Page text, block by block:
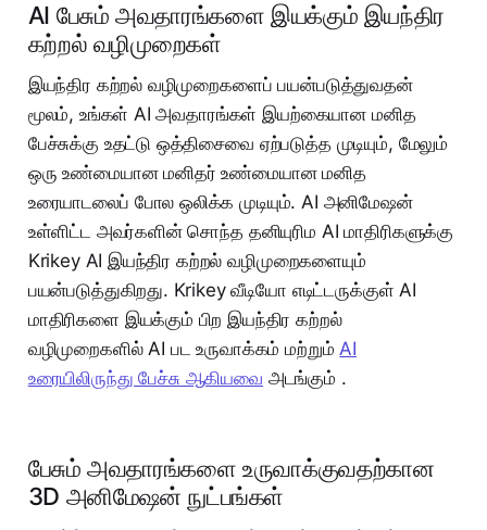
AI பேசும் அவதாரங்களை இயக்கும் இயந்திர
கற்றல் வழிமுறைகள்
இயந்திர கற்றல் வழிமுறைகளைப் பயன்படுத்துவதன்
மூலம், உங்கள் AI அவதாரங்கள் இயற்கையான மனித
பேச்சுக்கு உதட்டு ஒத்திசைவை ஏற்படுத்த முடியும், மேலும்
ஒரு உண்மையான மனிதர் உண்மையான மனித
உரையாடலைப் போல ஒலிக்க முடியும். AI அனிமேஷன்
உள்ளிட்ட அவர்களின் சொந்த தனியுரிம AI மாதிரிகளுக்கு
Krikey AI இயந்திர கற்றல் வழிமுறைகளையும்
பயன்படுத்துகிறது. Krikey வீடியோ எடிட்டருக்குள் AI
மாதிரிகளை இயக்கும் பிற இயந்திர கற்றல்
வழிமுறைகளில் AI பட உருவாக்கம் மற்றும்AI
உரையிலிருந்து பேச்சு ஆகியவை அடங்கும் .
பேசும் அவதாரங்களை உருவாக்குவதற்கான
3D அனிமேஷன் நுட்பங்கள்